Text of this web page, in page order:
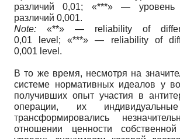
различий 0,01; «***» — уровень
различий 0,001.
Note: «**» — reliability of
0,01 level; «***» — reliability of
0,001 level.
В то же время, несмотря на
системе нормативных идеалов у
получивших опыт участия в
операции, их
трансформировались
отношении ценности собственной